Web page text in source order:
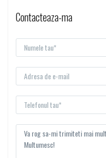
Contacteaza-ma